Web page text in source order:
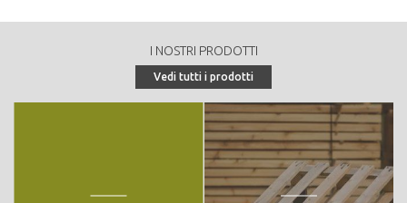
I NOSTRI PRODOTTI
Vedi tutti i prodotti